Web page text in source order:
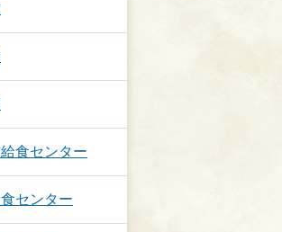
食センター
センター